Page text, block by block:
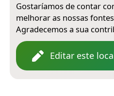
Gostaríamos de contar
melhorar as nossas
Agradecemos a sua
Editar este